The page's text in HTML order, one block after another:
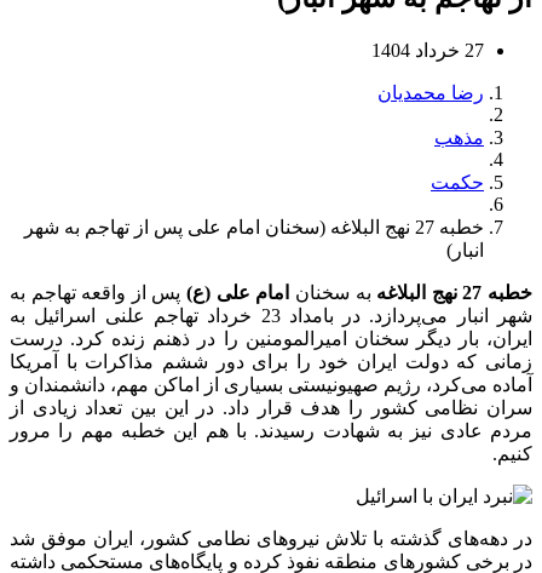
27 خرداد 1404
رضا محمدیان
مذهب
حکمت
خطبه 27 نهج البلاغه (سخنان امام علی پس از تهاجم به شهر
انبار)
خطبه 27 نهج البلاغه به سخنان امام علی (ع)پس از واقعه تهاجم به
شهر انبار می‌پردازد. در بامداد 23 خرداد تهاجم علنی اسرائیل به
ایران، بار دیگر سخنان امیرالمومنین را در ذهنم زنده کرد. درست
زمانی که دولت ایران خود را برای دور ششم مذاکرات با آمریکا
آماده می‌کرد، رژیم صهیونیستی بسیاری از اماکن مهم، دانشمندان و
سران نظامی کشور را هدف قرار داد. در این بین تعداد زیادی از
مردم عادی نیز به شهادت رسیدند. با هم این خطبه مهم را مرور
کنیم.
در دهه‌های گذشته با تلاش نیروهای نطامی کشور، ایران موفق شد
در برخی کشورهای منطقه نفوذ کرده و پایگاه‌های مستحکمی داشته